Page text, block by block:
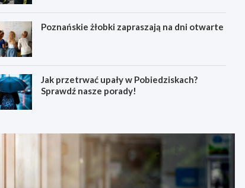
Poznańskie żłobki zapraszają na dni otwarte
Jak przetrwać upały w Pobiedziskach?
Sprawdź nasze porady!